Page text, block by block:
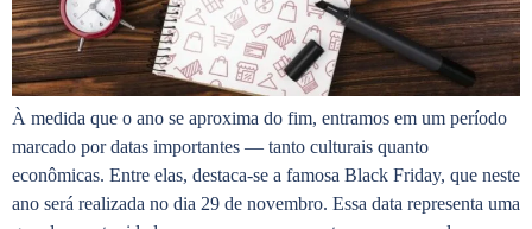
À medida que o ano se aproxima do fim, entramos em um período
marcado por datas importantes — tanto culturais quanto
econômicas. Entre elas, destaca-se a famosa Black Friday, que neste
ano será realizada no dia 29 de novembro. Essa data representa uma